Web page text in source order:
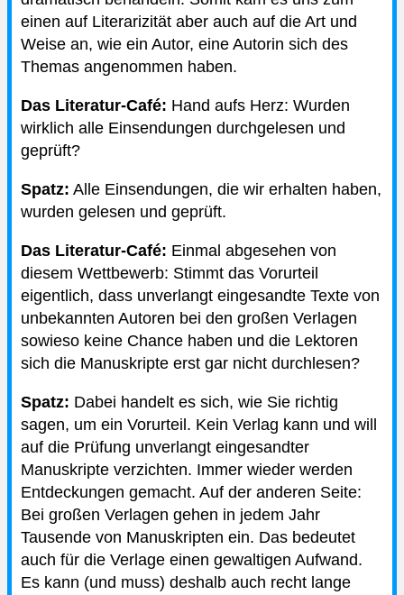
einen auf Literarizität aber auch auf die Art und
Weise an, wie ein Autor, eine Autorin sich des
Themas angenommen haben.
Das Literatur-Café: Hand aufs Herz: Wurden
wirklich alle Einsendungen durchgelesen und
geprüft?
Spatz: Alle Einsendungen, die wir erhalten haben,
wurden gelesen und geprüft.
Das Literatur-Café: Einmal abgesehen von
diesem Wettbewerb: Stimmt das Vorurteil
eigentlich, dass unverlangt eingesandte Texte von
unbekannten Autoren bei den großen Verlagen
sowieso keine Chance haben und die Lektoren
sich die Manuskripte erst gar nicht durchlesen?
Spatz: Dabei handelt es sich, wie Sie richtig
sagen, um ein Vorurteil. Kein Verlag kann und will
auf die Prüfung unverlangt eingesandter
Manuskripte verzichten. Immer wieder werden
Entdeckungen gemacht. Auf der anderen Seite:
Bei großen Verlagen gehen in jedem Jahr
Tausende von Manuskripten ein. Das bedeutet
auch für die Verlage einen gewaltigen Aufwand.
Es kann (und muss) deshalb auch recht lange